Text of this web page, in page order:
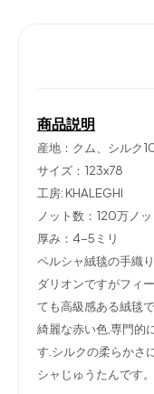
商品説明
産地：クム、シルク
サイズ：123x78
工房: KHALEGHI
ノット数：120万ノッ
厚み：4-5ミリ
ペルシャ絨毯の手織
ダリオンですがフィ
ても高級感ある絨毯
綺麗な赤い色,専門的
す.シルクの柔らかさ
シャじゅうたんです